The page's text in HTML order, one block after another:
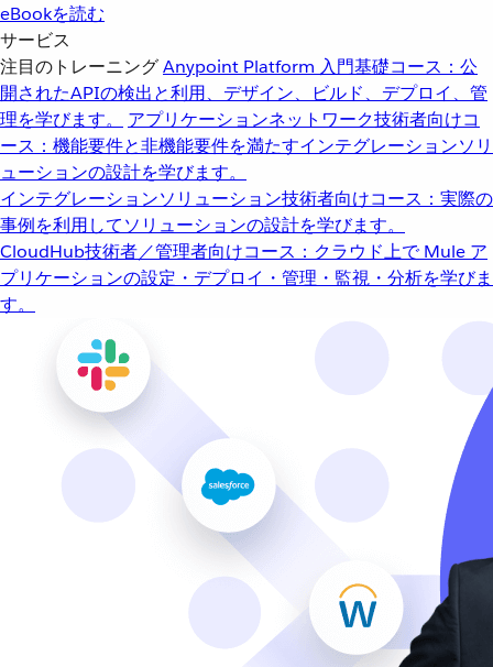
eBookを読む
サービス
注目のトレーニングAnypoint Platform 入門基礎コース：公
開されたAPIの検出と利用、デザイン、ビルド、デプロイ、管
理を学びます。
アプリケーションネットワーク技術者向けコ
ース：機能要件と非機能要件を満たすインテグレーションソリ
ューションの設計を学びます。
インテグレーションソリューション技術者向けコース：実際の
事例を利用してソリューションの設計を学びます。
CloudHub技術者／管理者向けコース：クラウド上で Mule ア
プリケーションの設定・デプロイ・管理・監視・分析を学びま
す。